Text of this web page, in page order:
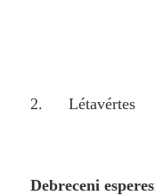
2. Létavértes
Debreceni